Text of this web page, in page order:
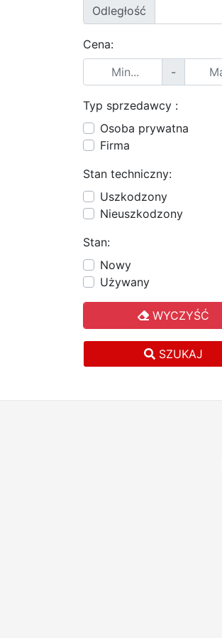
Odległość
Cena:
-
Typ sprzedawcy :
Osoba prywatna
Firma
Stan techniczny:
Uszkodzony
Nieuszkodzony
Stan:
Nowy
Używany
WYCZYŚĆ
SZUKAJ